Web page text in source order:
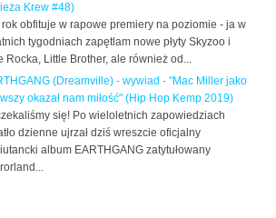
Krew #48)
rok obfituje w rapowe premiery na poziomie - ja w
tygodniach zapętlam nowe płyty Skyzoo i
Rocka, Little Brother, ale również od...
(Dreamville) - wywiad - "Mac Miller jako
okazał nam miłość" (Hip Hop Kemp 2019)
się! Po wieloletnich zapowiedziach
dzienne ujrzał dziś wreszcie oficjalny
album EARTHGANG zatytułowany